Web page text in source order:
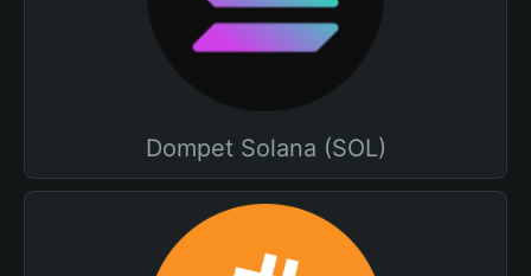
Dompet Solana (SOL)